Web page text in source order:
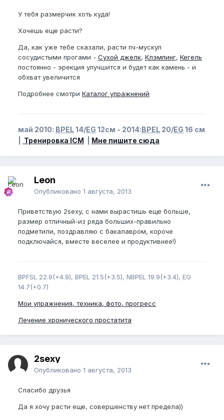
У тебя размерчик хоть куда!
Хочешь еще расти?
Да, как уже тебе сказали, расти пч-мускул
сосудистыми прогами - Сухой джелк, Клэмпинг, Кегель
постоянно - эрекция улучшится и будет как камень - и
обхват увеличится
Подробнее смотри Каталог упражнений
май 2010: BPEL14/EG 12см - 2014:BPEL 20/EG 16 см
Тренировка ICM Мне пишите сюда
Leon
Опубликовано 1 августа, 2013
Приветствую 2sexy, с нами вырастишь еще больше,
размер отличный-из ряда больших-правильно
подметили, поздравляю с бакалавром, короче
подключайся, вместе веселее и продуктивнее!)
BPFSL 22.9(+4.9), BPEL 21.5(+3.5), NBPEL 19.9(+3.4), EG
14.7(+0.7)
Мои упражнения, техника, фото, прогресс
Лечение хронического простатита
2sexy
Опубликовано 1 августа, 2013
Спасибо друзья
Да я хочу расти еще, совершенству нет предела))